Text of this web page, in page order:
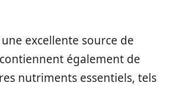
excellente source de
également de
nutriments essentiels, tels